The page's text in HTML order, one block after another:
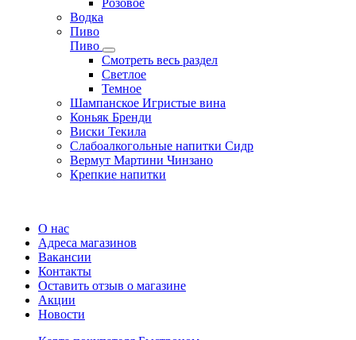
Розовое
Водка
Пиво
Пиво
Смотреть весь раздел
Cветлое
Темное
Шампанское Игристые вина
Коньяк Бренди
Виски Текила
Слабоалкогольные напитки Сидр
Вермут Мартини Чинзано
Крепкие напитки
О нас
Адреса магазинов
Вакансии
Контакты
Оставить отзыв о магазине
Акции
Новости